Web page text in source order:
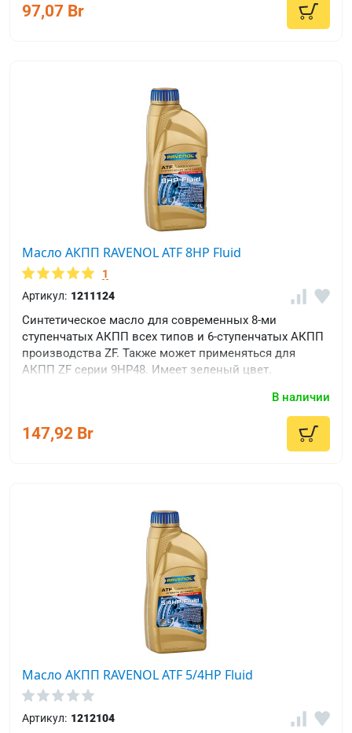
97,07 Br
Масло АКПП RAVENOL ATF 8HP Fluid
1
Артикул: 1211124
Синтетическое масло для современных 8-ми
ступенчатых АКПП всех типов и 6-ступенчатых АКПП
производства ZF. Также может применяться для
АКПП ZF серии 9HP48. Имеет зеленый цвет.
В наличии
147,92 Br
Масло АКПП RAVENOL ATF 5/4HP Fluid
Артикул: 1212104